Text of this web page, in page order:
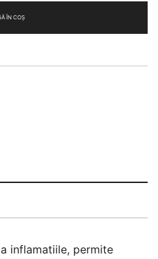
cu
ÎN COȘ
inflamatiile, permite